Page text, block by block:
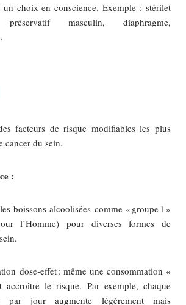
choix en conscience. Exemple : stérilet
masculin, diaphragme,
facteurs de risque modifiables les plus
cancer du sein.
:
boissons alcoolisées comme « groupe 1 »
l’Homme) pour diverses formes de
dose‑effet : même une consommation «
accroître le risque. Par exemple, chaque
jour augmente légèrement mais